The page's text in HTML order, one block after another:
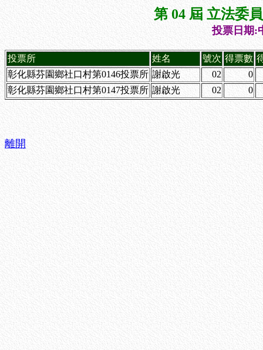
第 04 屆 立法委
投票日期:
投票所 姓名 號次 得票數
彰化縣芬園鄉社口村第0146投票所 謝啟光 02
0
彰化縣芬園鄉社口村第0147投票所 謝啟光 02 0
離開